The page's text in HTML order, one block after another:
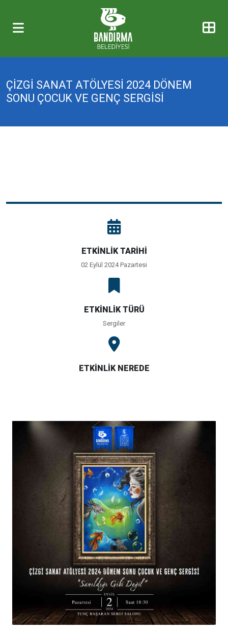
ÇİZGİ SANAT ATÖLYESİ 2024 DÖNEM
SONU ÇOCUK VE GENÇ SERGİSİ
ETKİNLİK TARİHİ
02 Eylül 2024 Pazartesi
ETKİNLİK TÜRÜ
Sergiler
ETKİNLİK NEREDE